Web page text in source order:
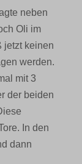
neben
Oli im
jetzt keinen
werden.
mit 3
der beiden
In den
dann